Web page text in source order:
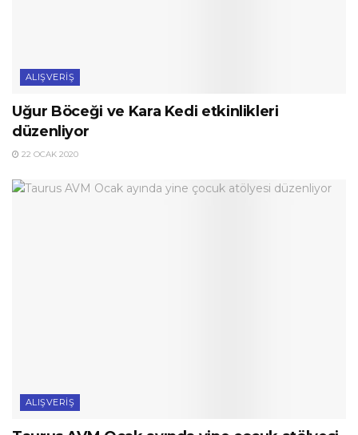
ALIŞVERIŞ
Uğur Böceği ve Kara Kedi etkinlikleri
düzenliyor
22 OCAK 2020
ALIŞVERIŞ